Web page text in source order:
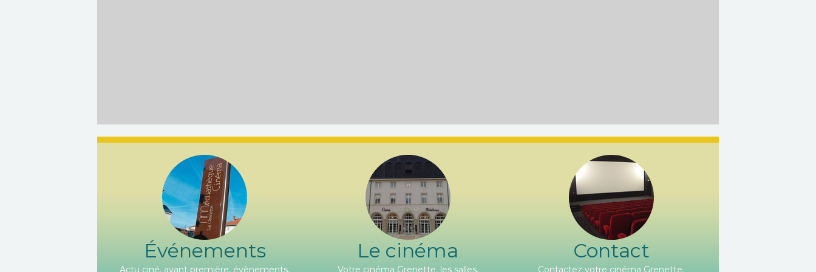
Événements
Actu ciné, avant première, évènements,
Le cinéma
Votre cinéma Grenette, les salles,
Contact
Contactez votre cinéma Grenette,